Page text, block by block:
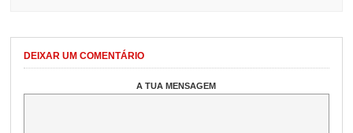
DEIXAR UM COMENTÁRIO
A TUA MENSAGEM